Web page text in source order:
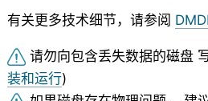
有关更多技术细节，请参阅
请勿向包含丢失数据的磁盘
装和运行)